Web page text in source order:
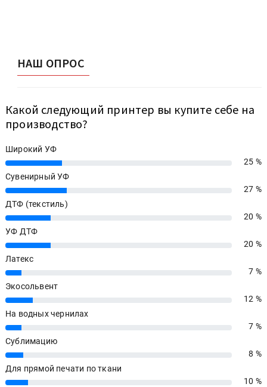
НАШ ОПРОС
Какой следующий принтер вы купите себе на
производство?
Широкий УФ
25%
25 %
Сувенирный УФ
27%
27 %
ДТФ (текстиль)
20%
20 %
УФ ДТФ
20%
20 %
Латекс
7%
7 %
Экосольвент
12%
12 %
На водных чернилах
7%
7 %
Сублимацию
8%
8 %
Для прямой печати по ткани
10%
10 %